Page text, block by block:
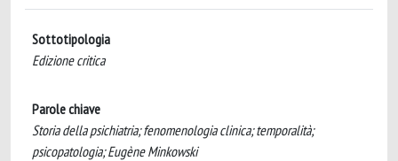
Sottotipologia
Edizione critica
Parole chiave
Storia della psichiatria; fenomenologia clinica; temporalità;
psicopatologia; Eugène Minkowski